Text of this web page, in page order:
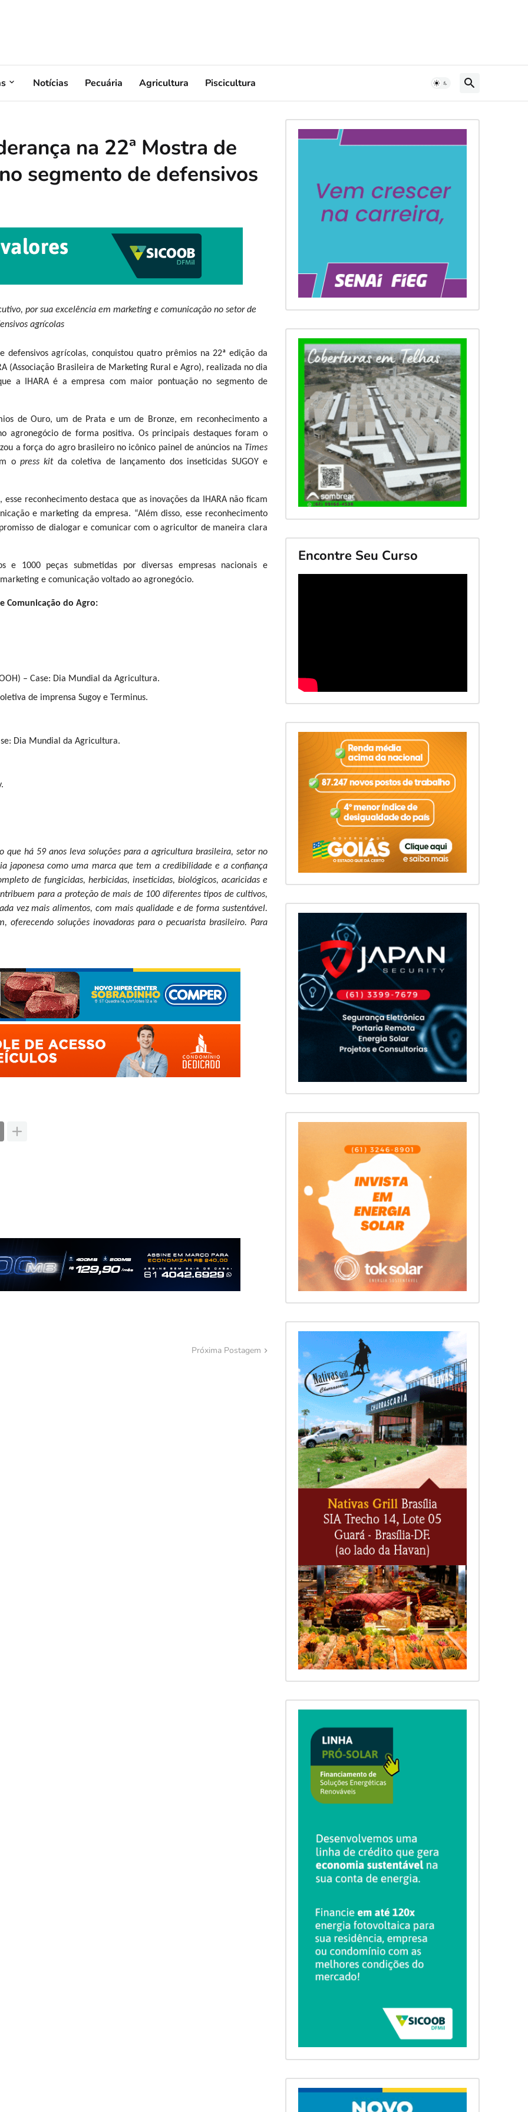
Notícias Pecuária Agricultura Piscicultura
na 22ª Mostra de
segmento de defensivos
por sua excelência em marketing e comunicação no setor de
agrícolas
defensivos agrícolas, conquistou quatro prêmios na 22ª edição da
(Associação Brasileira de Marketing Rural e Agro), realizada no dia
a IHARA é a empresa com maior pontuação no segmento de
de Ouro, um de Prata e um de Bronze, em reconhecimento a
agronegócio de forma positiva. Os principais destaques foram o
a força do agro brasileiro no icônico painel de anúncios na Times
o press kitda coletiva de lançamento dos inseticidas SUGOY e
reconhecimento destaca que as inovações da IHARA não ficam
e marketing da empresa. “Além disso, esse reconhecimento
de dialogar e comunicar com o agricultor de maneira clara
e 1000 peças submetidas por diversas empresas nacionais e
e comunicação voltado ao agronegócio.
Comunicação do Agro:
– Case: Dia Mundial da Agricultura.
de imprensa Sugoy e Terminus.
Dia Mundial da Agricultura.
que há 59 anos leva soluções para a agricultura brasileira, setor no
japonesa como uma marca que tem a credibilidade e a confiança
de fungicidas, herbicidas, inseticidas, biológicos, acaricidas e
para a proteção de mais de 100 diferentes tipos de cultivos,
vez mais alimentos, com mais qualidade e de forma sustentável.
oferecendo soluções inovadoras para o pecuarista brasileiro. Para
Próxima Postagem
Encontre Seu Curso